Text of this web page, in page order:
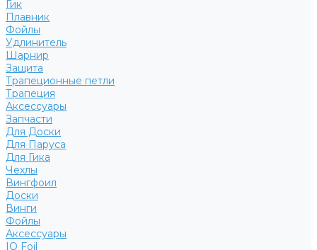
Гик
Плавник
Фойлы
Удлинитель
Шарнир
Защита
Трапеционные петли
Трапеция
Аксессуары
Запчасти
Для Доски
Для Паруса
Для Гика
Чехлы
Вингфоил
Доски
Винги
Фойлы
Аксессуары
IQ Foil